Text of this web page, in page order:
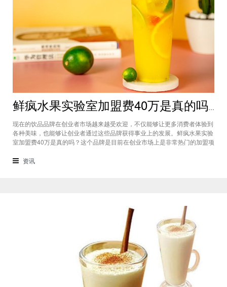
鲜疯水果实验室加盟费40万是真的吗？根本没有传言中那么多！
现在的饮品品牌在创业者市场越来越受欢迎，不仅能够让更多消费者体验到
各种美味，也能够让创业者通过这些品牌获得事业上的发展。鲜疯水果实验
室加盟费40万是真的吗？这个品牌是目前在创业市场上是非常热门的加盟项
比较好的印象，比较低廉的鲜疯水果实验室加盟用也成为了众多创业者青睐
资讯